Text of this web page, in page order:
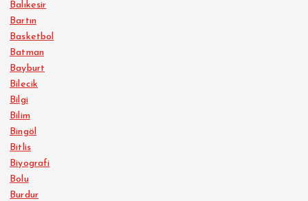
Balıkesir
Bartın
Basketbol
Batman
Bayburt
Bilecik
Bilgi
Bilim
Bingöl
Bitlis
Biyografi
Bolu
Burdur